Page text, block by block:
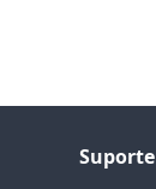
Suporte